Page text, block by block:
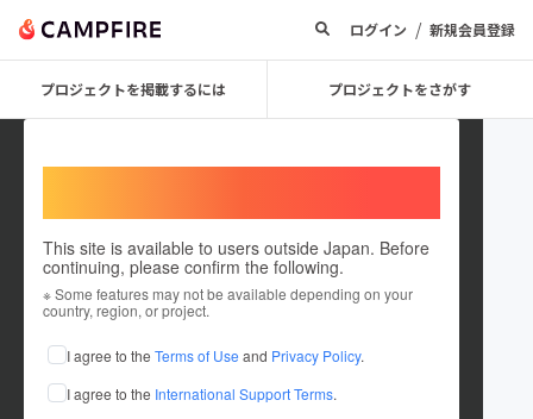
ログイン / 新規会員登録
プロジェクトを掲載するには プロジェクトをさがす
This site is available to users outside Japan. Before
continuing, please confirm the following.
※ Some features may not be available depending on your
country, region, or project.
I agree to the Terms of Use and Privacy Policy.
I agree to the International Support Terms.
ic200907
これまでに1件のプロジェクトを投稿しています
在住国：未設定